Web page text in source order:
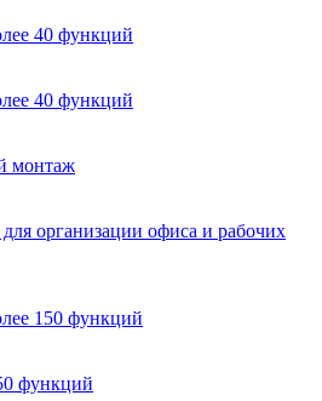
40 функций
40 функций
монтаж
организации офиса и рабочих
150 функций
функций